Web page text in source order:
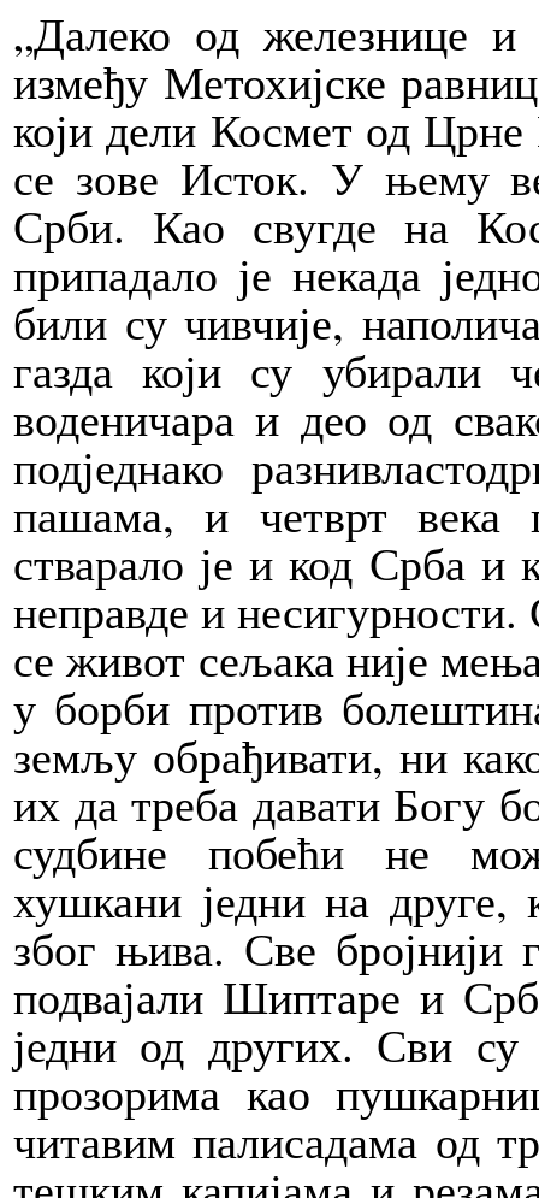
„Далеко од железнице
између Метохијске
који дели Космет од
се зове Исток. У њему
Срби. Као свугде на
припадало је некада
били су чивчије,
газда који су убирали
воденичара и део од
подједнако разни
пашама, и четврт века
стварало је и код Срба и
неправде и
се живот сељака није
у борби против
земљу обрађивати, ни
их да треба давати Богу
судбине побећи не
хушкани једни на друге,
због њива. Све бројнији
подвајали Шиптаре и
једни од других. Сви су
прозорима као
читавим палисадама од